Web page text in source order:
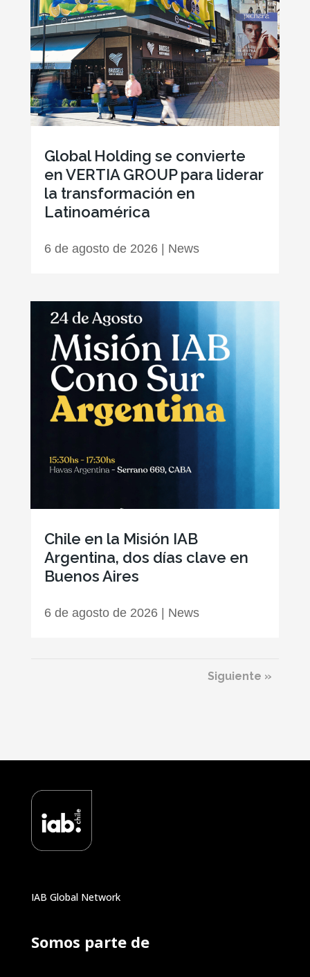
Global Holding se convierte
en VERTIA GROUP para liderar
la transformación en
Latinoamérica
6 de agosto de 2026| News
Chile en la Misión IAB
Argentina, dos días clave en
Buenos Aires
6 de agosto de 2026| News
Siguiente »
IAB Global Network
Somos parte de